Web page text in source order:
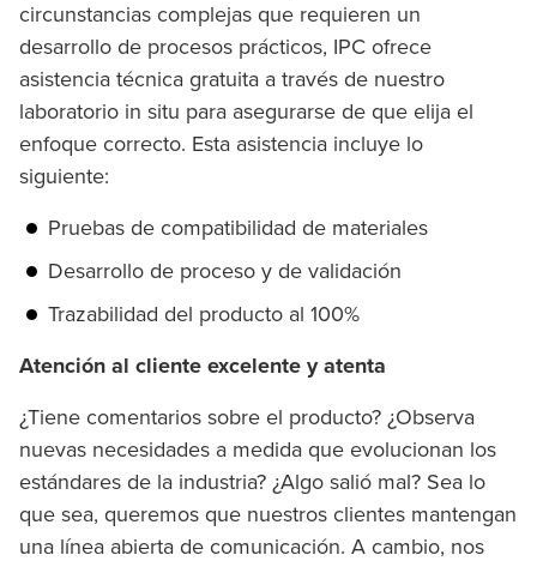
circunstancias complejas que requieren un
desarrollo de procesos prácticos, IPC ofrece
asistencia técnica gratuita a través de nuestro
laboratorio in situ para asegurarse de que elija el
enfoque correcto. Esta asistencia incluye lo
siguiente:
Pruebas de compatibilidad de materiales
Desarrollo de proceso y de validación
Trazabilidad del producto al 100%
Atención al cliente excelente y atenta
¿Tiene comentarios sobre el producto? ¿Observa
nuevas necesidades a medida que evolucionan los
estándares de la industria? ¿Algo salió mal? Sea lo
que sea, queremos que nuestros clientes mantengan
una línea abierta de comunicación. A cambio, nos